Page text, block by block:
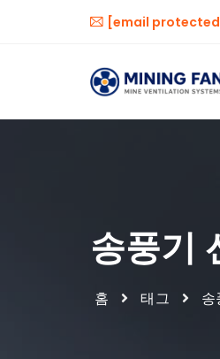
[email
송풍기
홈 태그 송